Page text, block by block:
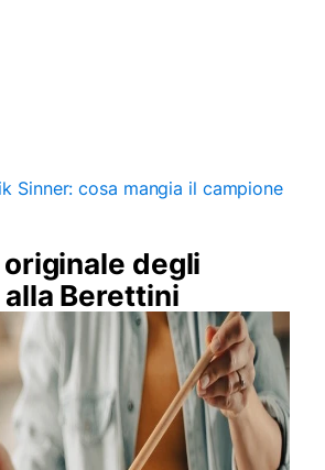
Sinner: cosa mangia il campione
degli
Berettini